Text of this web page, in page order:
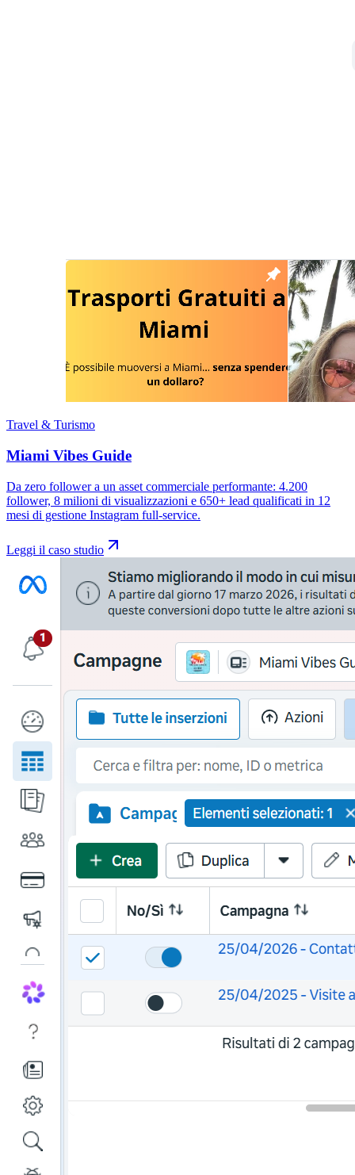
Travel & Turismo
Miami Vibes Guide
Da zero follower a un asset commerciale performante: 4.200
follower, 8 milioni di visualizzazioni e 650+ lead qualificati in 12
mesi di gestione Instagram full-service.
Leggi il caso studio